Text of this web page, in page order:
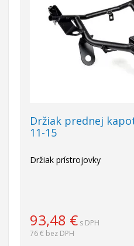
Držiak prednej
11-15
Držiak prístrojovky
93,48 € s DPH
76 € bez DPH